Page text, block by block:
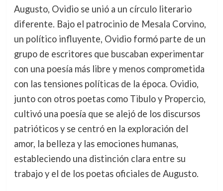
Augusto, Ovidio se unió a un círculo literario
diferente. Bajo el patrocinio de Mesala Corvino,
un político influyente, Ovidio formó parte de un
grupo de escritores que buscaban experimentar
con una poesía más libre y menos comprometida
con las tensiones políticas de la época. Ovidio,
junto con otros poetas como Tibulo y Propercio,
cultivó una poesía que se alejó de los discursos
patrióticos y se centró en la exploración del
amor, la belleza y las emociones humanas,
estableciendo una distinción clara entre su
trabajo y el de los poetas oficiales de Augusto.